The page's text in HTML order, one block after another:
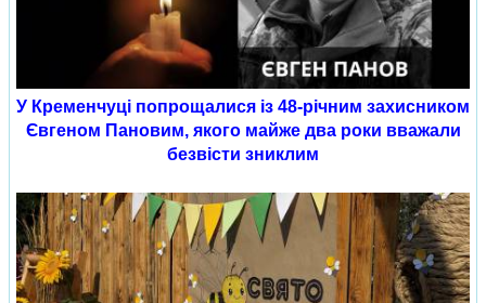
У Кременчуці попрощалися із 48-річним захисником
Євгеном Пановим, якого майже два роки вважали
безвісти зниклим